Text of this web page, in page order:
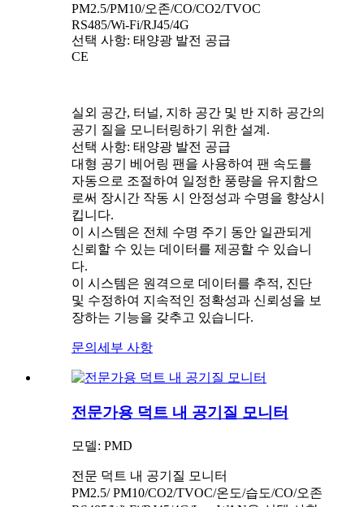
PM2.5/PM10/오존/CO/CO2/TVOC
RS485/Wi-Fi/RJ45/4G
선택 사항: 태양광 발전 공급
CE
실외 공간, 터널, 지하 공간 및 반 지하 공간의
공기 질을 모니터링하기 위한 설계.
선택 사항: 태양광 발전 공급
대형 공기 베어링 팬을 사용하여 팬 속도를
자동으로 조절하여 일정한 풍량을 유지함으
로써 장시간 작동 시 안정성과 수명을 향상시
킵니다.
이 시스템은 전체 수명 주기 동안 일관되게
신뢰할 수 있는 데이터를 제공할 수 있습니
다.
이 시스템은 원격으로 데이터를 추적, 진단
및 수정하여 지속적인 정확성과 신뢰성을 보
장하는 기능을 갖추고 있습니다.
문의 세부 사항
전문가용 덕트 내 공기질 모니터
모델: PMD
전문 덕트 내 공기질 모니터
PM2.5/ PM10/CO2/TVOC/온도/습도/CO/오존